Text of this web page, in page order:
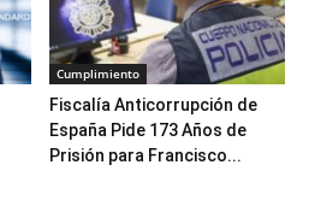
Cumplimiento
Fiscalía Anticorrupción de
España Pide 173 Años de
Prisión para Francisco...